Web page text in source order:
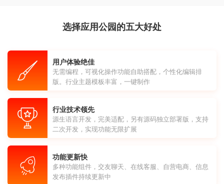
选择应用公园的五大好处
用户体验绝佳
无需编程，可视化操作功能自助搭配，个性化编辑排
版。行业主题模板丰富，一键制作
行业技术领先
源生语言开发，完美适配，另有源码独立部署版，支持
二次开发，实现功能无限扩展
功能更新快
多种功能组件，交友聊天、在线客服、自营电商、信息
发布插件持续更新中